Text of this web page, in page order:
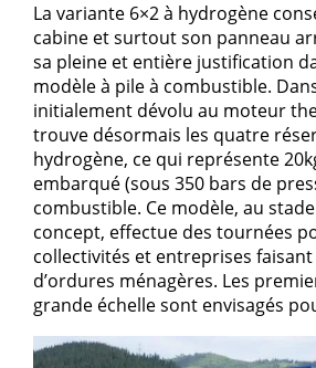
La variante 6×2 à hydrogène
cabine et surtout son panneau
sa pleine et entière justification
modèle à pile à combustible.
initialement dévolu au moteur
trouve désormais les quatre
hydrogène, ce qui représente
embarqué (sous 350 bars de
combustible. Ce modèle, au
concept, effectue des tournées
collectivités et entreprises
d’ordures ménagères. Les
grande échelle sont envisagés